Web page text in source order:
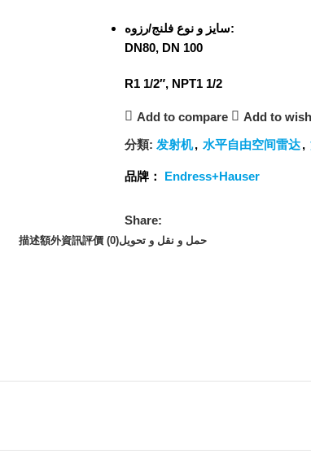
سایز و نوع فلنج/رزوه:
DN80, DN 100
R1 1/2″, NPT1 1/2
Add to compare Add to
分類: 发射机, 水平自由空间雷达,
品牌： Endress+Hauser
Share:
描述額外資訊評價 (0)حمل و نقل و تحویل